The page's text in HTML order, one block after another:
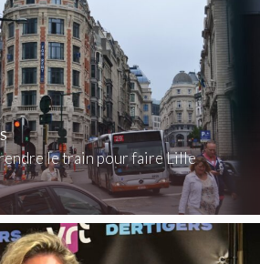
le train pour faire Lille